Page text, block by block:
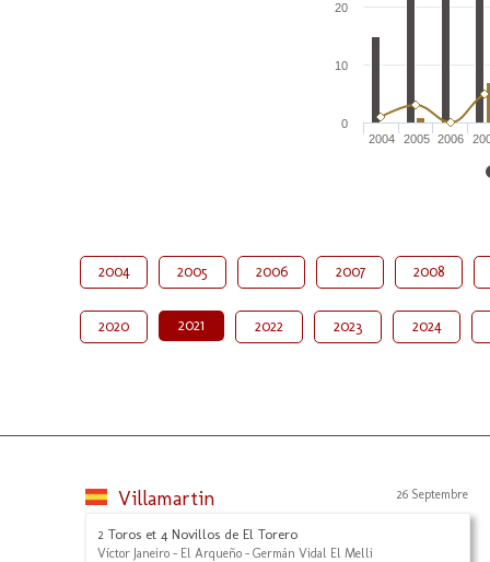
2004 2005 2006
0
10
20
2004 2005 2006 2007 2008
2020 2021 2022 2023 2024
Villamartin 26 Septembre
2 Toros et 4 Novillos de El Torero
Víctor Janeiro - El Arqueño - Germán Vidal El Melli